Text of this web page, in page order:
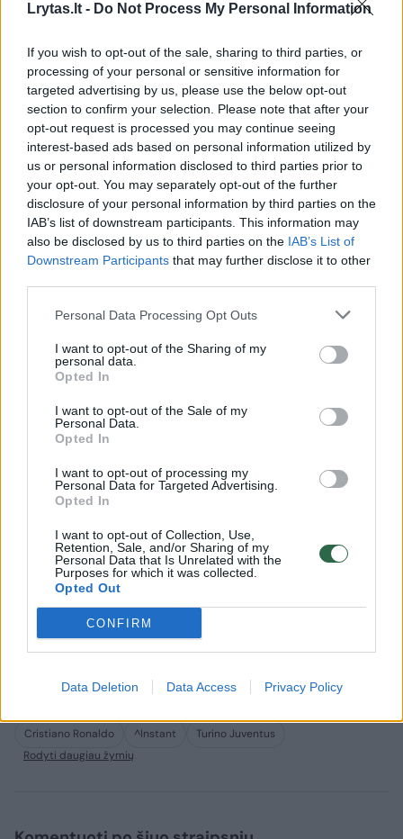
Lrytas.lt - Do Not Process My Personal Information
If you wish to opt-out of the sale, sharing to third parties, or
processing of your personal or sensitive information for
targeted advertising by us, please use the below opt-out
section to confirm your selection. Please note that after your
opt-out request is processed you may continue seeing
interest-based ads based on personal information utilized by
us or personal information disclosed to third parties prior to
your opt-out. You may separately opt-out of the further
disclosure of your personal information by third parties on the
IAB’s list of downstream participants. This information may
also be disclosed by us to third parties on the IAB’s List of
Downstream Participants that may further disclose it to other
Personal Data Processing Opt Outs
I want to opt-out of the Sharing of my
personal data.
Opted In
I want to opt-out of the Sale of my
Personal Data.
Opted In
I want to opt-out of processing my
Personal Data for Targeted Advertising.
Opted In
I want to opt-out of Collection, Use,
Retention, Sale, and/or Sharing of my
Personal Data that Is Unrelated with the
Purposes for which it was collected.
Opted Out
CONFIRM
Data Deletion Data Access Privacy Policy
Susiję straipsniai
Pas C. Ronaldo į aikštę puolęs
lietuvis sulaukė net dviejų
anglai
Tiesa, teigiama, kad jo sprendimui turės
įtakos tai, kaip „Juventus“ klubas finišuos
UEFA Čempionų lygoje, be to, kokie santykiai
bus tarp jo ir komandos trenerio Maurizio
Pastaruoju metu žaidėjas priekaištavo
treneriui dėl jo sprendimų treniruojant
Cristiano Ronaldo ^Instant
Turino Juventus
Rodyti daugiau žymių